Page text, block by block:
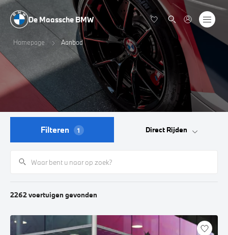
De Maassche BMW
Homepage Aanbod
Filteren 1 Direct Rijden
2262voertuigen gevonden